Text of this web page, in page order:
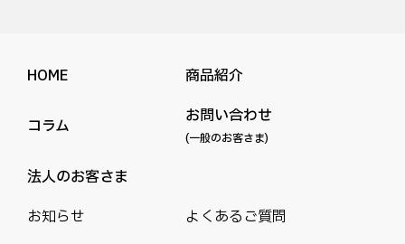
HOME 商品紹介
コラム お問い合わせ
(一般のお客さま)
法人のお客さま
お知らせ
よくあるご質問